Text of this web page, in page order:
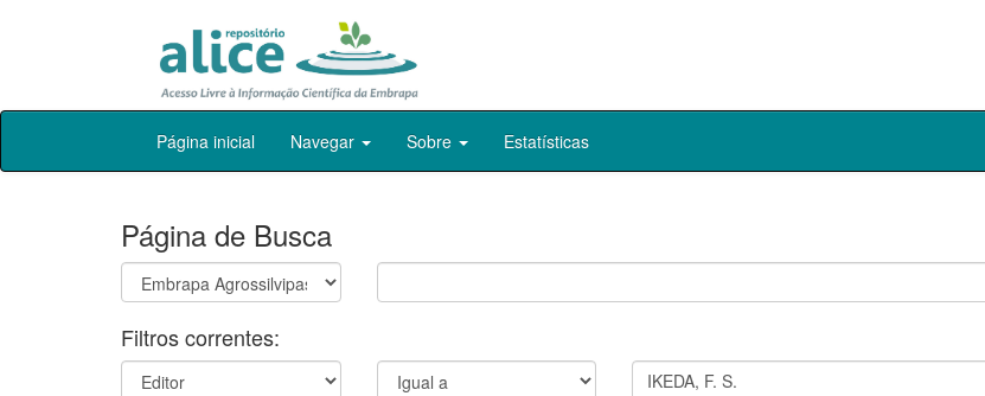
Skip
Página inicial Navegar Sobre Estatísticas
Página de Busca
Filtros correntes: